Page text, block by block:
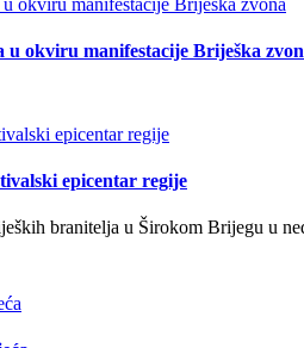
okviru manifestacije Briješka
epicentar regije
branitelja u Širokom Brijegu u